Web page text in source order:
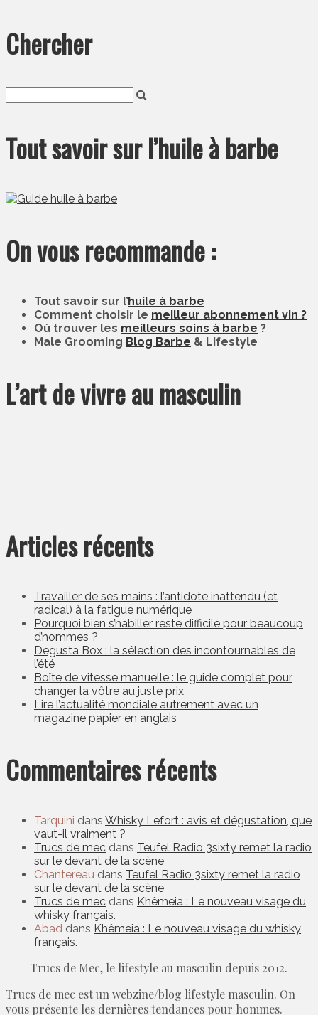
Chercher
Tout savoir sur l’huile à barbe
On vous recommande :
Tout savoir sur l’huile à barbe
Comment choisir le meilleur abonnement vin ?
Où trouver les meilleurs soins à barbe ?
Male Grooming Blog Barbe & Lifestyle
L’art de vivre au masculin
Articles récents
Travailler de ses mains : l’antidote inattendu (et
radical) à la fatigue numérique
Pourquoi bien s’habiller reste difficile pour beaucoup
d’hommes ?
Degusta Box : la sélection des incontournables de
l’été
Boîte de vitesse manuelle : le guide complet pour
changer la vôtre au juste prix
Lire l’actualité mondiale autrement avec un
magazine papier en anglais
Commentaires récents
Tarquini dans Whisky Lefort : avis et dégustation, que
vaut-il vraiment ?
Trucs de mec dans Teufel Radio 3sixty remet la radio
sur le devant de la scène
Chantereau dans Teufel Radio 3sixty remet la radio
sur le devant de la scène
Trucs de mec dans Khêmeia : Le nouveau visage du
whisky français.
Abad dans Khêmeia : Le nouveau visage du whisky
français.
Trucs de Mec, le lifestyle au masculin depuis 2012.
Trucs de mec est un webzine/blog lifestyle masculin. On
vous présente les dernières tendances pour hommes.